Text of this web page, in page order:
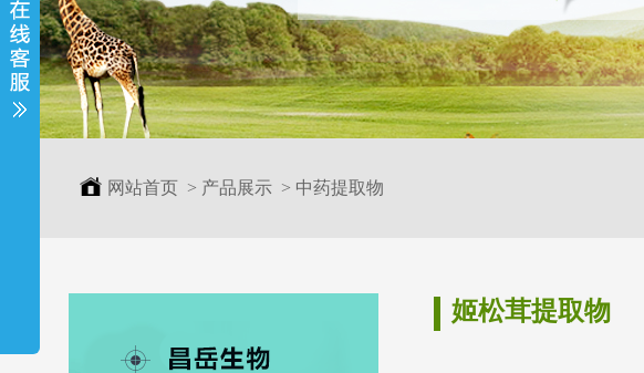
网站首页 > 产品展示 > 中药提取物
姬松茸提取物